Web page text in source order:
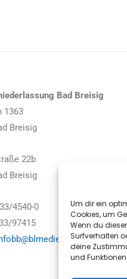
Um dir ein
Cookies, um
Wenn du
Surfverhalten
deine
und
Bad Breisig
1363
Breisig
22b
Breisig
4540-0
97415